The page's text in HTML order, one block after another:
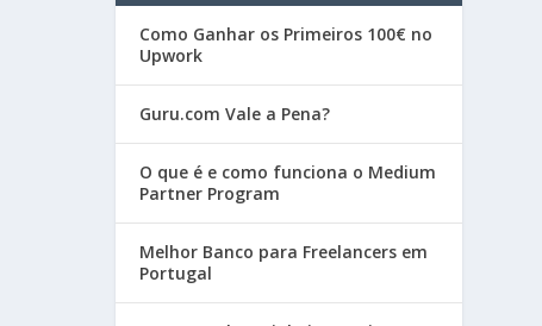
Como Ganhar os Primeiros 100€ no
Upwork
Guru.com Vale a Pena?
O que é e como funciona o Medium
Partner Program
Melhor Banco para Freelancers em
Portugal